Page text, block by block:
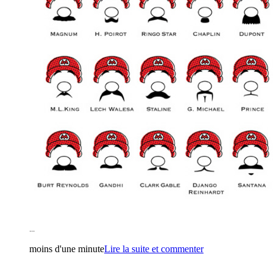
...
moins d'une minuteLire la suite et commenter